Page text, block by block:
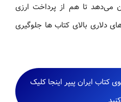
می‌دهد تا هم از پرداخت ارزی
دلاری بالای کتاب ها جلوگیری
ایران پیپر اینجا کلیک